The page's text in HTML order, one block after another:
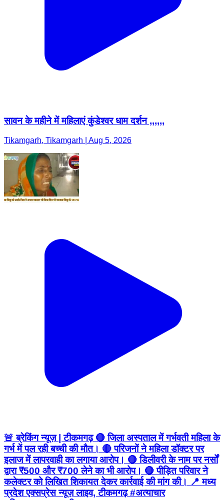
सावन के महीने में महिलाएं कुंडेश्वर धाम दर्शन ,,,,,,
Tikamgarh, Tikamgarh | Aug 5, 2026
🚨 ब्रेकिंग न्यूज़ | टीकमगढ़ 🔴 जिला अस्पताल में गर्भवती महिला के
गर्भ में पल रही बच्ची की मौत। 🔴 परिजनों ने महिला डॉक्टर पर
इलाज में लापरवाही का लगाया आरोप। 🔴 डिलीवरी के नाम पर नर्सों
द्वारा ₹500 और ₹700 लेने का भी आरोप। 🔴 पीड़ित परिवार ने
कलेक्टर को लिखित शिकायत देकर कार्रवाई की मांग की। 📍 मध्य
प्रदेश एक्सप्रेस न्यूज़ लाइव, टीकमगढ़ #अत्याचार